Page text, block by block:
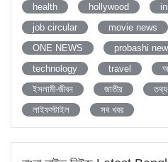
health
hollywood
job circular
movie news
ONE NEWS
probashi
technology
travel
ইসলামী-জীবন
জাতীয়
লাইফস্টাইল
সব খবর